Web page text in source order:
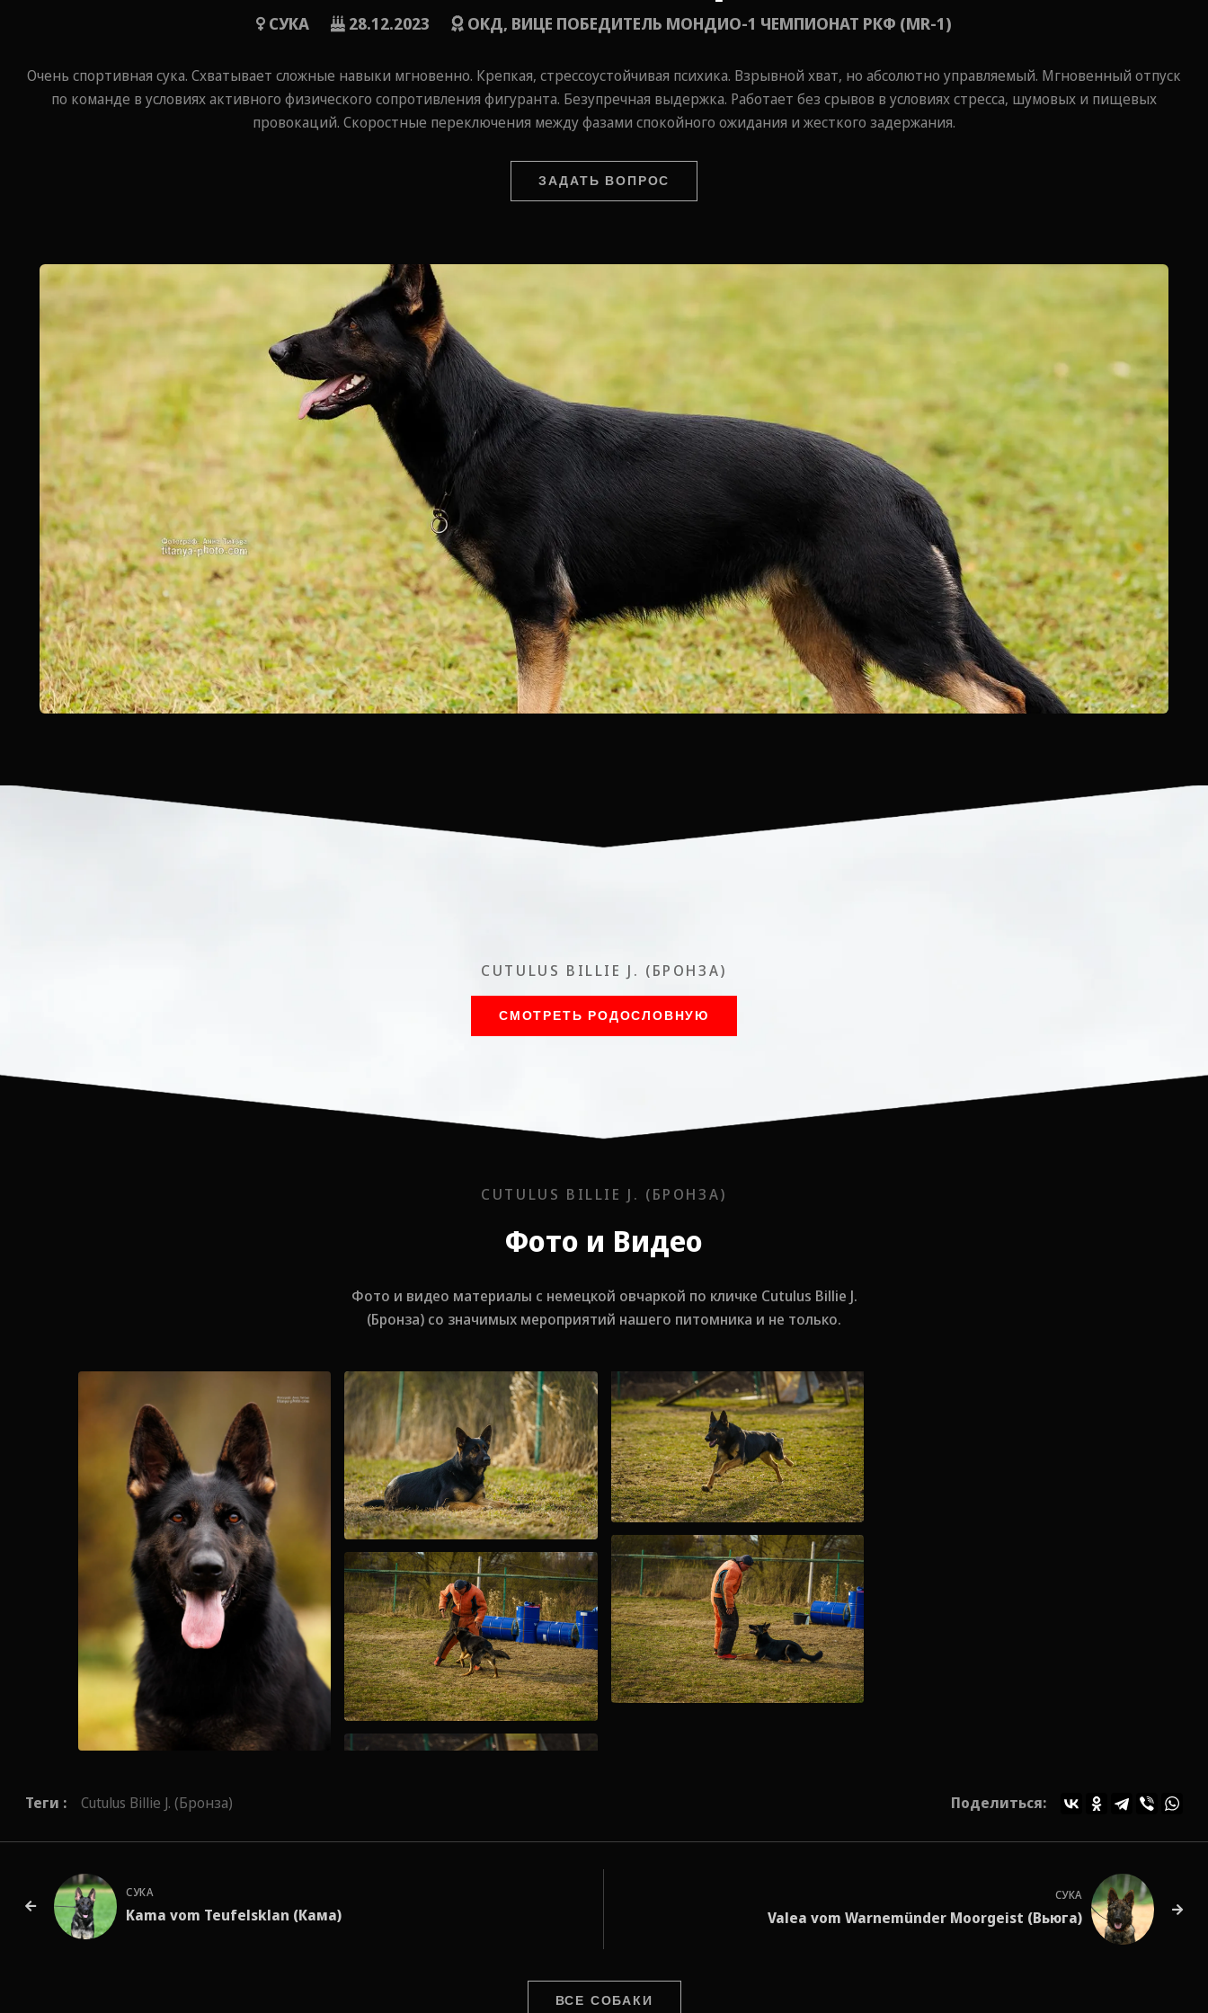
СУКА 28.12.2023 ОКД, ВИЦЕ ПОБЕДИТЕЛЬ МОНДИО-1 ЧЕМПИОНАТ РКФ (МR-1)
Очень спортивная сука. Схватывает сложные навыки мгновенно. Крепкая, стрессоустойчивая психика. Взрывной хват, но абсолютно управляемый. Мгновенный отпуск
по команде в условиях активного физического сопротивления фигуранта. Безупречная выдержка. Работает без срывов в условиях стресса, шумовых и пищевых
провокаций. Скоростные переключения между фазами спокойного ожидания и жесткого задержания.
ЗАДАТЬ ВОПРОС
CUTULUS BILLIE J. (БРОНЗА)
СМОТРЕТЬ РОДОСЛОВНУЮ
CUTULUS BILLIE J. (БРОНЗА)
Фото и Видео
Фото и видео материалы с немецкой овчаркой по кличке Cutulus Billie J.
(Бронза) со значимых мероприятий нашего питомника и не только.
Теги : Cutulus Billie J. (Бронза) Поделиться:
СУКА
Kama vom Teufelsklan (Кама)
СУКА
Valea vom Warnemünder Moorgeist (Вьюга)
ВСЕ СОБАКИ